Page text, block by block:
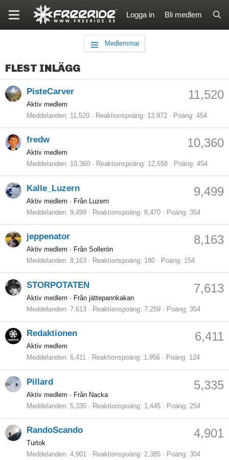
Logga in Bli medlem
Medlemmar
FLEST INLÄGG
11,520
PisteCarver
Aktiv medlem
Meddelanden 11,520 Reaktionspoäng 13,972 Poäng 454
10,360
fredw
Aktiv medlem
Meddelanden 10,360 Reaktionspoäng 12,658 Poäng 454
9,499
Kalle_Luzern
Aktiv medlem · Från Luzern
Meddelanden 9,499 Reaktionspoäng 8,470 Poäng 354
8,163
jeppenator
Aktiv medlem · Från Sollerön
Meddelanden 8,163 Reaktionspoäng 180 Poäng 154
7,613
STORPOTATEN
Aktiv medlem · Från jättepannkakan
Meddelanden 7,613 Reaktionspoäng 7,259 Poäng 354
6,411
Redaktionen
Aktiv medlem
Meddelanden 6,411 Reaktionspoäng 1,956 Poäng 124
5,335
Pillard
Aktiv medlem · Från Nacka
Meddelanden 5,335 Reaktionspoäng 1,445 Poäng 254
4,901
RandoScando
Turtok
Meddelanden 4,901 Reaktionspoäng 2,385 Poäng 304